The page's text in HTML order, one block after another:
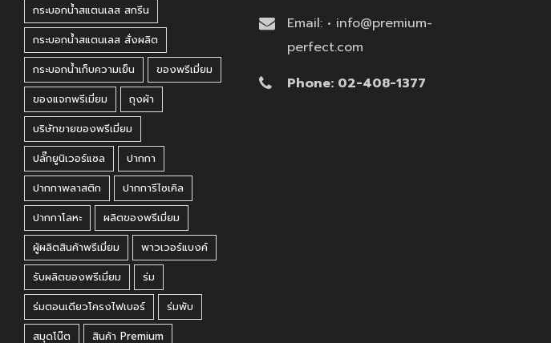
กระบอกน้ำสแตนเลส สกรีน
กระบอกน้ำสแตนเลส สั่งผลิต
กระบอกน้ำเก็บความเย็น
ของพรีเมี่ยม
ของแจกพรีเมี่ยม
ถุงผ้า
บริษัทขายของพรีเมี่ยม
ปลั๊กยูนิเวอร์แซล
ปากกา
ปากกาพลาสติก
ปากการีไซเคิล
ปากกาโลหะ
ผลิตของพรีเมี่ยม
ผู้ผลิตสินค้าพรีเมี่ยม
พาวเวอร์แบงค์
รับผลิตของพรีเมี่ยม
ร่ม
ร่มตอนเดียวโครงไฟเบอร์
ร่มพับ
สมุดโน๊ต
สินค้า Premium
Email: • info@premium-
perfect.com
Phone: 02-408-1377